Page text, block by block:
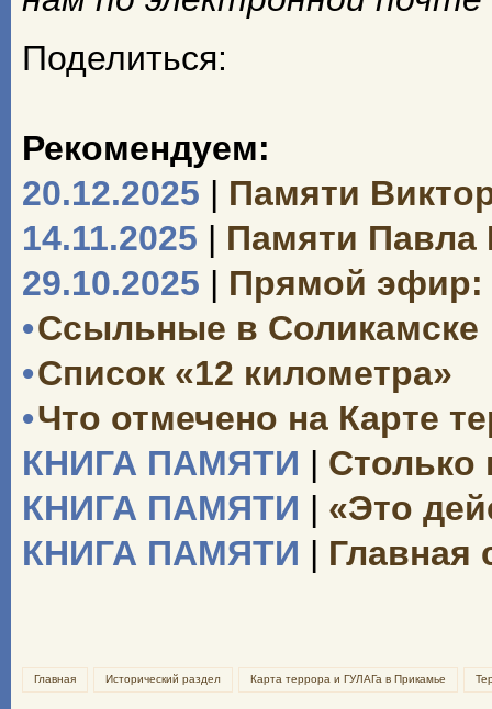
Поделиться:
Рекомендуем:
20.12.2025 | Памяти
14.11.2025 | Памяти Павла
29.10.2025 | Прямой эфир:
•Ссыльные в Соликамске
•Список «12 километра»
•Что отмечено на Карте
КНИГА ПАМЯТИ | Столько
КНИГА ПАМЯТИ | «Это
КНИГА ПАМЯТИ | Главная
Главная Исторический раздел Карта террора и ГУЛАГа в Прикамье